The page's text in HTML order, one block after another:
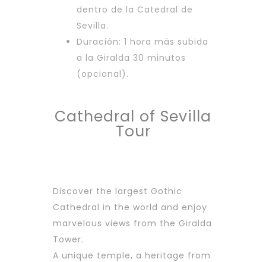
dentro de la Catedral de
Sevilla.
Duración: 1 hora más subida
a la Giralda 30 minutos
(opcional).
Cathedral of Sevilla
Tour
Discover the largest Gothic
Cathedral in the world and enjoy
marvelous views from the Giralda
Tower.
A unique temple, a heritage from